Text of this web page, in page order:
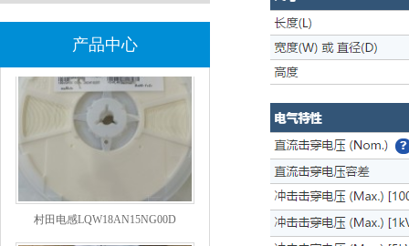
产品中心
村田电感LQW18AN15NG00D